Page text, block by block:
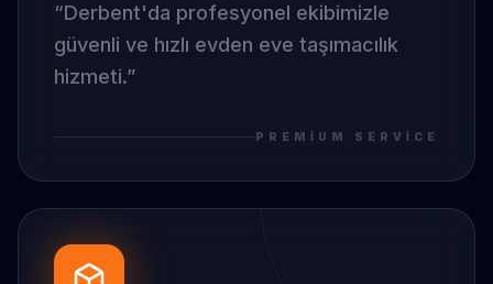
“Derbent'da profesyonel ekibimizle
güvenli ve hızlı evden eve taşımacılık
hizmeti.”
PREMIUM SERVICE